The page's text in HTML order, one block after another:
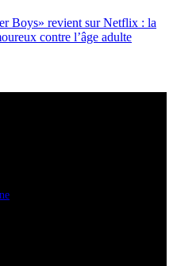
Boys» revient sur Netflix : la
contre l’âge adulte